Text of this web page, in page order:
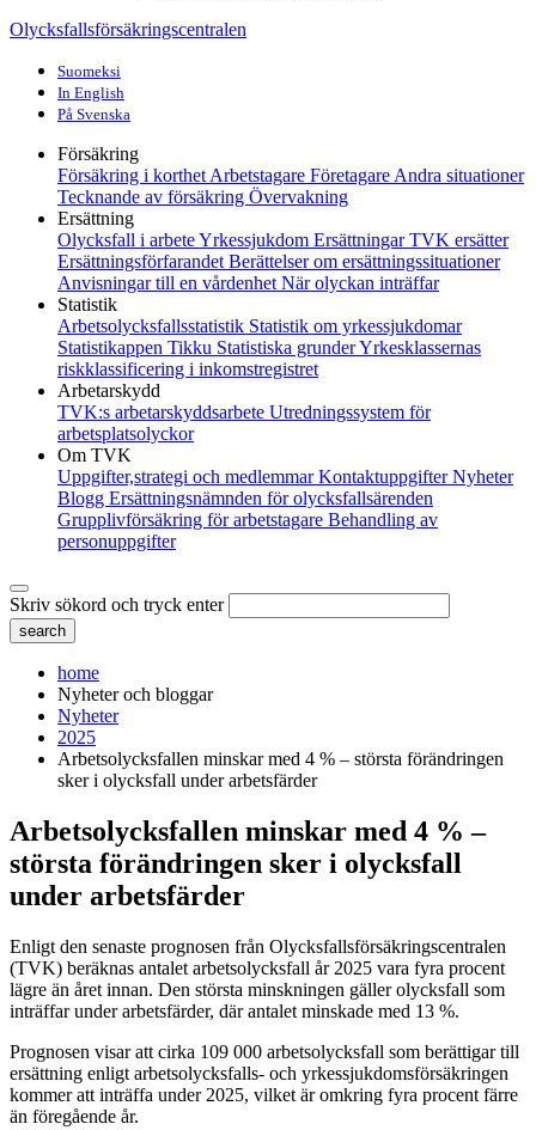
Olycksfallsförsäkringscentralen
Suomeksi
In English
På Svenska
Försäkring
Försäkring i korthet Arbetstagare Företagare Andra situationer
Tecknande av försäkring Övervakning
Ersättning
Olycksfall i arbeteYrkessjukdom ErsättningarTVK ersätter
Ersättningsförfarandet Berättelser om ersättningssituationer
Anvisningar till en vårdenhet När olyckan inträffar
Statistik
Arbetsolycksfallsstatistik Statistik om yrkessjukdomar
Statistikappen Tikku Statistiska grunderYrkesklassernas
riskklassificering i inkomstregistret
Arbetarskydd
TVK:s arbetarskyddsarbete Utredningssystem för
arbetsplatsolyckor
Om TVK
Uppgifter,strategi och medlemmarKontaktuppgifterNyheter
Blogg Ersättningsnämnden för olycksfallsärenden
Grupplivförsäkring för arbetstagare Behandling av
personuppgifter
Skriv sökord och tryck enter
home
Nyheter och bloggar
Nyheter
2025
Arbetsolycksfallen minskar med 4 % – största förändringen
sker i olycksfall under arbetsfärder
Arbetsolycksfallen minskar med 4 % –
största förändringen sker i olycksfall
under arbetsfärder
Enligt den senaste prognosen från Olycksfallsförsäkringscentralen
(TVK) beräknas antalet arbetsolycksfall år 2025 vara fyra procent
lägre än året innan. Den största minskningen gäller olycksfall som
inträffar under arbetsfärder, där antalet minskade med 13 %.
Prognosen visar att cirka 109 000 arbetsolycksfall som berättigar till
ersättning enligt arbetsolycksfalls- och yrkessjukdomsförsäkringen
kommer att inträffa under 2025, vilket är omkring fyra procent färre
än föregående år.